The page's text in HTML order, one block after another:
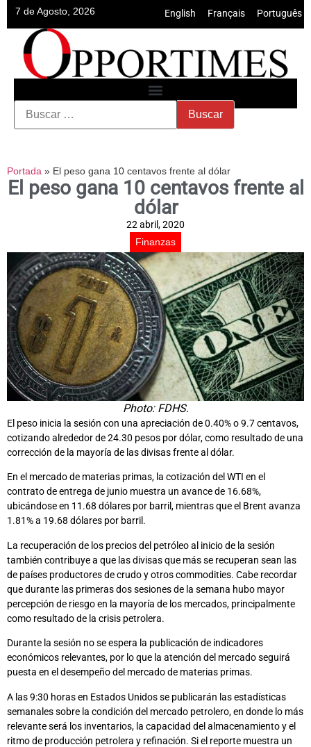
7 de Agosto, 2026 English Français Português
Portada » El peso gana 10 centavos frente al dólar
El peso gana 10 centavos frente al
dólar
22 abril, 2020
Finanzas
Photo: FDHS.
El peso inicia la sesión con una apreciación de 0.40% o 9.7 centavos,
cotizando alrededor de 24.30 pesos por dólar, como resultado de una
corrección de la mayoría de las divisas frente al dólar.
En el mercado de materias primas, la cotización del WTI en el
contrato de entrega de junio muestra un avance de 16.68%,
ubicándose en 11.68 dólares por barril, mientras que el Brent avanza
1.81% a 19.68 dólares por barril.
La recuperación de los precios del petróleo al inicio de la sesión
también contribuye a que las divisas que más se recuperan sean las
de países productores de crudo y otros commodities. Cabe recordar
que durante las primeras dos sesiones de la semana hubo mayor
percepción de riesgo en la mayoría de los mercados, principalmente
como resultado de la crisis petrolera.
Durante la sesión no se espera la publicación de indicadores
económicos relevantes, por lo que la atención del mercado seguirá
puesta en el desempeño del mercado de materias primas.
A las 9:30 horas en Estados Unidos se publicarán las estadísticas
semanales sobre la condición del mercado petrolero, en donde lo más
relevante será los inventarios, la capacidad del almacenamiento y el
ritmo de producción petrolera y refinación. Si el reporte muestra un